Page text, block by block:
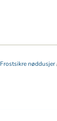
Frostsikre nøddusjer